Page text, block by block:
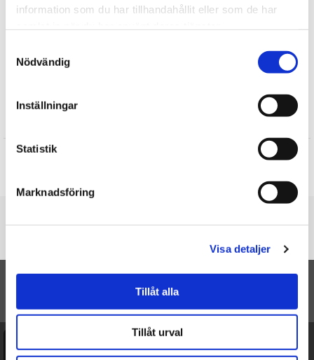
information som du har tillhandahållit eller som de har
Nödvändig
Inställningar
Statistik
Marknadsföring
Visa detaljer
Tillåt alla
Tillåt urval
Påsk
Dekorationer
Dekoration Semina Kanin sittande på ägg (vit) - Lene Bjerre
TILL TOPPEN
Ångra köp